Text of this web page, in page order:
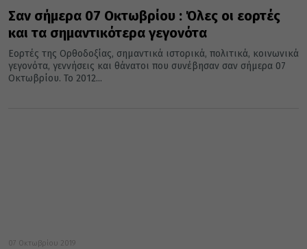
Σαν σήμερα 07 Οκτωβρίου : Όλες οι εορτές
και τα σημαντικότερα γεγονότα
Εορτές της Ορθοδοξίας, σημαντικά ιστορικά, πολιτικά, κοινωνικά
γεγονότα, γεννήσεις και θάνατοι που συνέβησαν σαν σήμερα 07
Οκτωβρίου. Το 2012...
07 Οκτωβρίου 2019